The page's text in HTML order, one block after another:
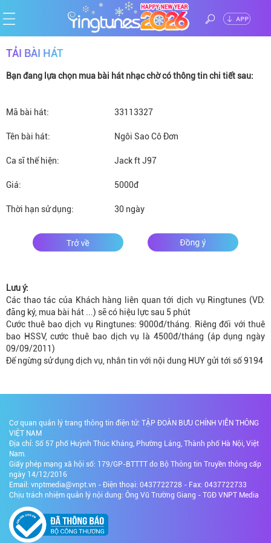
ĐĂNG
NHẬP
Trang
chủ
Ca
sĩ
Chủ
đề
Thể
TẢI BÀI HÁT
Bạn đang lựa chọn mua bài hát nhạc chờ có thông tin chi tiết sau:
Mã bài hát: 33113327
Tên bài hát: Ngôi Sao Cô Đơn
Ca sĩ thể hiện: Jack ft J97
Giá: 5000đ
Thời hạn sử dụng: 30 ngày
Lưu ý:
Các thao tác của Khách hàng liên quan tới dịch vụ Ringtunes (VD:
đăng ký, mua bài hát ...) sẽ có hiệu lực sau 5 phút
Cước thuê bao dịch vụ Ringtunes: 9000đ/tháng. Riêng đối với thuê
bao HSSV, cước thuê bao dịch vụ là 4500đ/tháng (áp dụng ngày
09/09/2011)
Để ngừng sử dụng dịch vụ, nhắn tin với nội dung HUY gửi tới số 9194
Cơ quan quản lý trang thông tin điện tử: TẬP ĐOÀN BƯU CHÍNH VIỄN THÔNG
VIỆT NAM
Địa chỉ: Số 57 phố Huỳnh Thúc Kháng, Phường Láng, Thành phố Hà Nội, Việt
Nam.
Giấy phép mạng xã hội số: 179/GP-BTTTT do Bộ Thông tin Truyền thông cấp
ngày 14/12/2016
Email: vnptmedia@vnpt.vn - Điện thoại: 0437722728 - Fax: 0437722733
Chịu trách nhiệm quản lý nội dung: Ông Vũ Trường Giang - TGĐ VNPT Media